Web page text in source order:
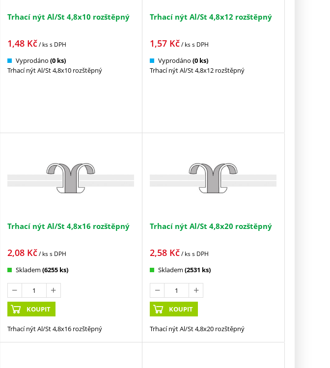
Trhací nýt Al/St 4,8x10 rozštěpný
1,48Kč/ kss DPH
Vyprodáno (0 ks)
Trhací nýt Al/St 4,8x10 rozštěpný
Trhací nýt Al/St 4,8x12 rozštěpný
1,57 Kč/ kss DPH
Vyprodáno (0 ks)
Trhací nýt Al/St 4,8x12 rozštěpný
Trhací nýt Al/St 4,8x16 rozštěpný
2,08Kč/ kss DPH
Skladem (6255 ks)
KOUPIT
Trhací nýt Al/St 4,8x16 rozštěpný
Trhací nýt Al/St 4,8x20 rozštěpný
2,58 Kč/ kss DPH
Skladem (2531 ks)
KOUPIT
Trhací nýt Al/St 4,8x20 rozštěpný